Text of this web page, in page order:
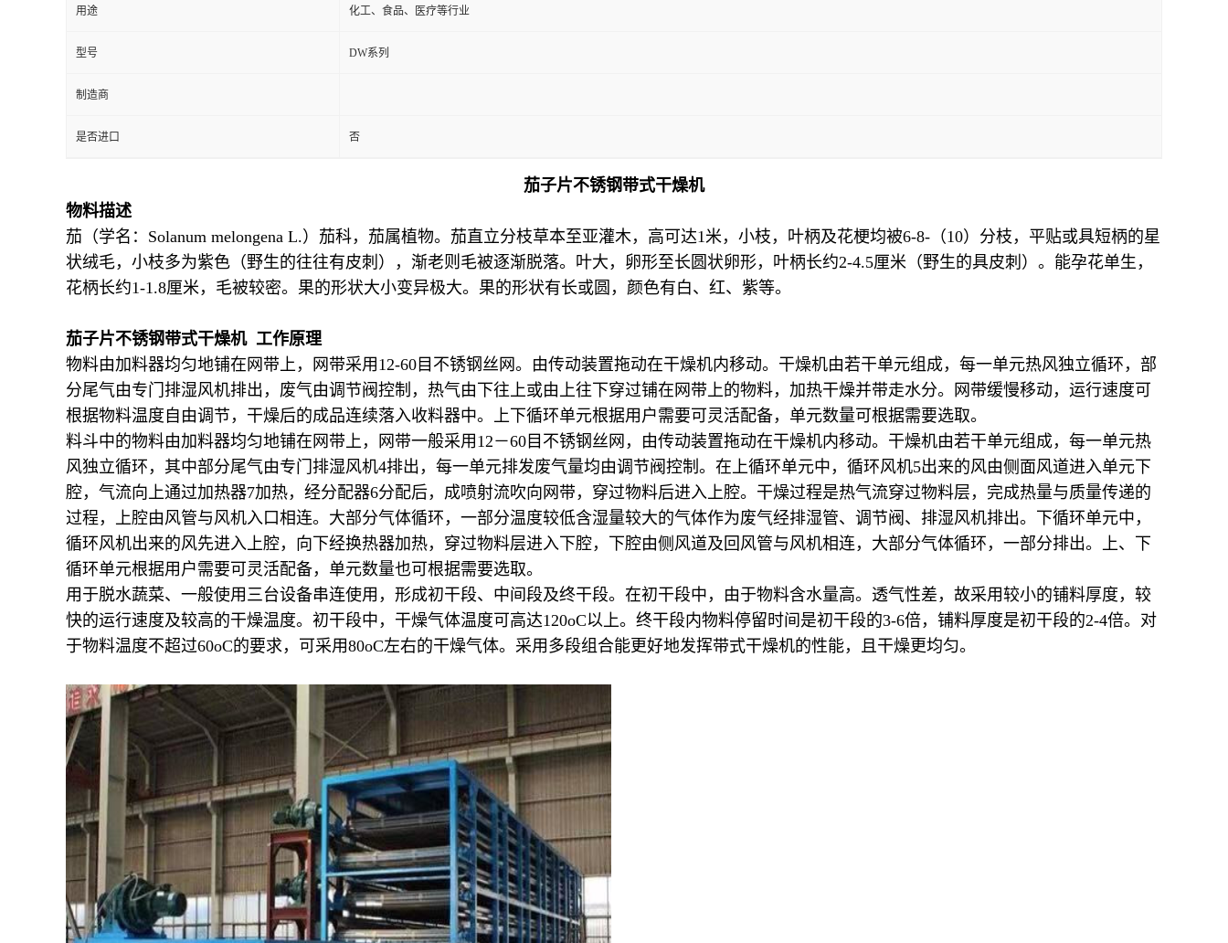
用途 化工、食品、医疗等行业
型号 DW系列
制造商
是否进口 否
茄子片不锈钢带式干燥机
物料描述
茄（学名：Solanum melongena L.）茄科，茄属植物。茄直立分枝草本至亚灌木，高可达1米，小枝，叶柄及花梗均被6-8-（10）分枝，平贴或具短柄的星
状绒毛，小枝多为紫色（野生的往往有皮刺），渐老则毛被逐渐脱落。叶大，卵形至长圆状卵形，叶柄长约2-4.5厘米（野生的具皮刺）。能孕花单生，
花柄长约1-1.8厘米，毛被较密。果的形状大小变异极大。果的形状有长或圆，颜色有白、红、紫等。
茄子片不锈钢带式干燥机 工作原理
物料由加料器均匀地铺在网带上，网带采用12-60目不锈钢丝网。由传动装置拖动在干燥机内移动。干燥机由若干单元组成，每一单元热风独立循环，部
分尾气由专门排湿风机排出，废气由调节阀控制，热气由下往上或由上往下穿过铺在网带上的物料，加热干燥并带走水分。网带缓慢移动，运行速度可
根据物料温度自由调节，干燥后的成品连续落入收料器中。上下循环单元根据用户需要可灵活配备，单元数量可根据需要选取。
料斗中的物料由加料器均匀地铺在网带上，网带一般采用12－60目不锈钢丝网，由传动装置拖动在干燥机内移动。干燥机由若干单元组成，每一单元热
风独立循环，其中部分尾气由专门排湿风机4排出，每一单元排发废气量均由调节阀控制。在上循环单元中，循环风机5出来的风由侧面风道进入单元下
腔，气流向上通过加热器7加热，经分配器6分配后，成喷射流吹向网带，穿过物料后进入上腔。干燥过程是热气流穿过物料层，完成热量与质量传递的
过程，上腔由风管与风机入口相连。大部分气体循环，一部分温度较低含湿量较大的气体作为废气经排湿管、调节阀、排湿风机排出。下循环单元中，
循环风机出来的风先进入上腔，向下经换热器加热，穿过物料层进入下腔，下腔由侧风道及回风管与风机相连，大部分气体循环，一部分排出。上、下
循环单元根据用户需要可灵活配备，单元数量也可根据需要选取。
用于脱水蔬菜、一般使用三台设备串连使用，形成初干段、中间段及终干段。在初干段中，由于物料含水量高。透气性差，故采用较小的铺料厚度，较
快的运行速度及较高的干燥温度。初干段中，干燥气体温度可高达120oC以上。终干段内物料停留时间是初干段的3-6倍，铺料厚度是初干段的2-4倍。对
于物料温度不超过60oC的要求，可采用80oC左右的干燥气体。采用多段组合能更好地发挥带式干燥机的性能，且干燥更均匀。